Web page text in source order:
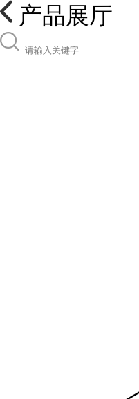
产品展厅